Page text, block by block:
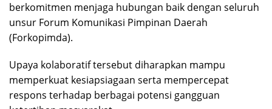
berkomitmen menjaga hubungan baik dengan seluruh
unsur Forum Komunikasi Pimpinan Daerah
(Forkopimda).
Upaya kolaboratif tersebut diharapkan mampu
memperkuat kesiapsiagaan serta mempercepat
respons terhadap berbagai potensi gangguan